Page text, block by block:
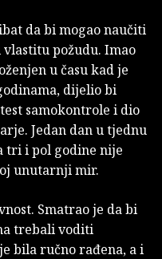
da bi mogao naučiti
požudu. Imao
u času kad je
dijelio bi
samokontrole i dio
Jedan dan u tjednu
tri i pol godine nije
unutarnji mir.
Smatrao je da bi
trebali voditi
bila ručno rađena, a i